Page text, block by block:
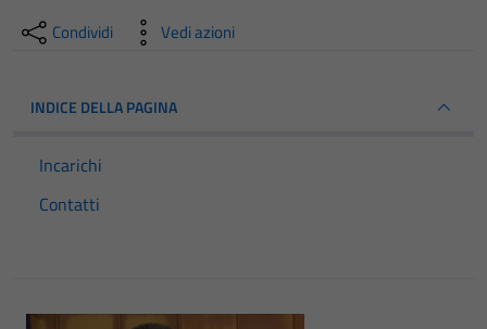
Condividi Vedi azioni
INDICE DELLA PAGINA
Incarichi
Contatti